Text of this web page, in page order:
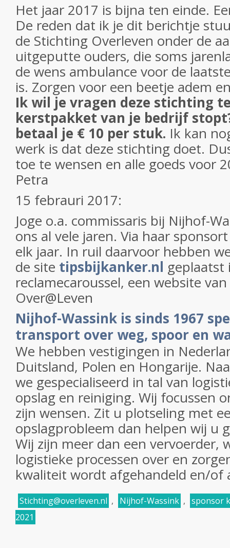
Het jaar 2017 is bijna ten einde.
De reden dat ik je dit berichtje
de Stichting Overleven onder de
uitgeputte ouders, die soms
de wens ambulance voor de
is. Zorgen voor een beetje adem
Ik wil je vragen deze stichting
kerstpakket van je bedrijf
betaal je € 10 per stuk. Ik kan
werk is dat deze stichting doet.
toe te wensen en alle goeds voor
Petra
15 febrauri 2017:
Joge o.a. commissaris bij Nijhof-
ons al vele jaren. Via haar
elk jaar. In ruil daarvoor hebben
de site tipsbijkanker.nl geplaatst
reclamecaroussel, een website
Over@Leven
Nijhof-Wassink is sinds 1967
transport over weg, spoor en
We hebben vestigingen in
Duitsland, Polen en Hongarije.
we gespecialiseerd in tal van
opslag en reiniging. Wij focussen
zijn wensen. Zit u plotseling met
opslagprobleem dan helpen wij u
Wij zijn meer dan een vervoerder,
logistieke processen over en
kwaliteit wordt afgehandeld en/of
Stichting@overleven.nl , Nijhof-Wassink , sponsor
2021